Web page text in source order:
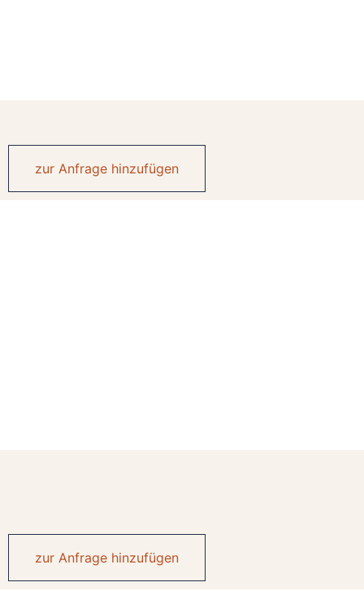
zur Anfrage hinzufügen
zur Anfrage hinzufügen